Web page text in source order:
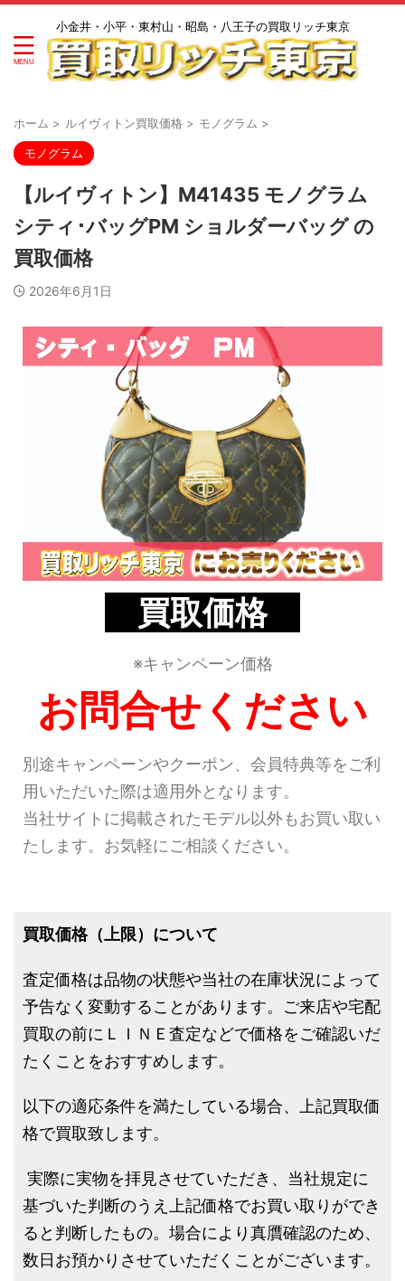
小金井・小平・東村山・昭島・八王子の買取リッチ東京
ホーム > ルイヴィトン買取価格 > モノグラム >
モノグラム
【ルイヴィトン】M41435 モノグラム
シティ･バッグPM ショルダーバッグ の
買取価格
2026年6月1日
買取価格
※キャンペーン価格
お問合せください
別途キャンペーンやクーポン、会員特典等をご利
用いただいた際は適用外となります。
当社サイトに掲載されたモデル以外もお買い取い
たします。お気軽にご相談ください。
買取価格（上限）について
査定価格は品物の状態や当社の在庫状況によって
予告なく変動することがあります。ご来店や宅配
買取の前にＬＩＮＥ査定などで価格をご確認いだ
たくことをおすすめします。
以下の適応条件を満たしている場合、上記買取価
格で買取致します。
実際に実物を拝見させていただき、当社規定に
基づいた判断のうえ上記価格でお買い取りができ
ると判断したもの。場合により真贋確認のため、
数日お預かりさせていただくことがございます。